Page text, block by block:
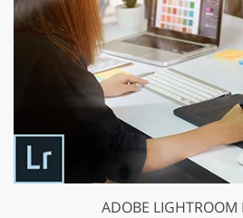
ADOBE LIGHTROOM